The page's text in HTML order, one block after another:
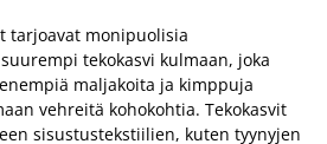
tarjoavat monipuolisia
tekokasvi kulmaan, joka
maljakoita ja kimppuja
vehreitä kohokohtia. Tekokasvit
sisustustekstiilien, kuten tyynyjen